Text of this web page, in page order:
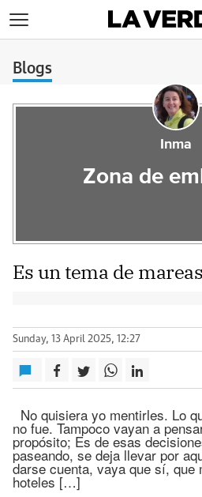
Blogs
Inma
Zona de
Es un tema de mareas
Sunday, 13 April 2025, 12:27
No quisiera yo mentirles. Lo
no fue. Tampoco vayan a
propósito; Es de esas
paseando, se deja llevar por
darse cuenta, vaya que sí, que
hoteles […]